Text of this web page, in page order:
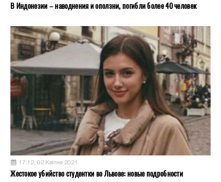
В Индонезии – наводнения и оползни, погибли более 40 человек
17:12, 02 Квітня 2021
Жестокое убийство студентки во Львове: новые подробности